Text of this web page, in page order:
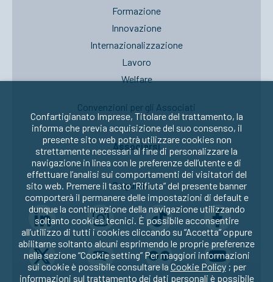
Formazione
Innovazione
Internazionalizzazione
Lavoro
Welfare
Convenzioni per gli Associati
Associarsi
Seguici su:
Confartigianato Imprese, Titolare del trattamento, la
informa che previa acquisizione del suo consenso, il
presente sito web potrà utilizzare cookies non
strettamente necessari al fine di personalizzare la
navigazione in linea con le preferenze dell’utente e di
effettuare l’analisi sui comportamenti dei visitatori del
sito web. Premere il tasto “Rifiuta” del presente banner
comporterà il permanere delle impostazioni di default e
dunque la continuazione della navigazione utilizzando
soltanto cookies tecnici. È possibile acconsentire
all’utilizzo di tutti i cookies cliccando su “Accetta” oppure
abilitarne soltanto alcuni esprimendo le proprie preferenze
nella sezione “Cookie setting” Per maggiori informazioni
sui cookie è possibile consultare la Cookie Policy; per
informazioni sul trattamento dei dati personali è possibile